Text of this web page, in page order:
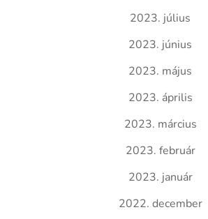
2023. július
2023. június
2023. május
2023. április
2023. március
2023. február
2023. január
2022. december